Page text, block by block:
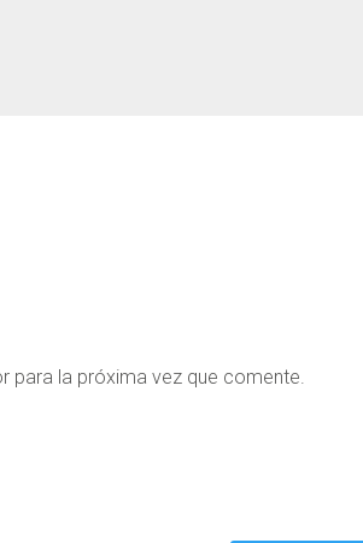
para la próxima vez que comente.